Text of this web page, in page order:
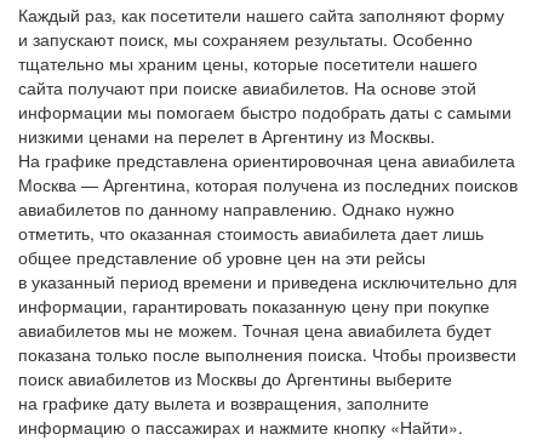
Каждый раз, как посетители нашего сайта заполняют форму
и запускают поиск, мы сохраняем результаты. Особенно
тщательно мы храним цены, которые посетители нашего
сайта получают при поиске авиабилетов. На основе этой
информации мы помогаем быстро подобрать даты с самыми
низкими ценами на перелет в Аргентину из Москвы.
На графике представлена ориентировочная цена авиабилета
Москва — Аргентина, которая получена из последних поисков
авиабилетов по данному направлению. Однако нужно
отметить, что оказанная стоимость авиабилета дает лишь
общее представление об уровне цен на эти рейсы
в указанный период времени и приведена исключительно для
информации, гарантировать показанную цену при покупке
авиабилетов мы не можем. Точная цена авиабилета будет
показана только после выполнения поиска. Чтобы произвести
поиск авиабилетов из Москвы до Аргентины выберите
на графике дату вылета и возвращения, заполните
информацию о пассажирах и нажмите кнопку «Найти».